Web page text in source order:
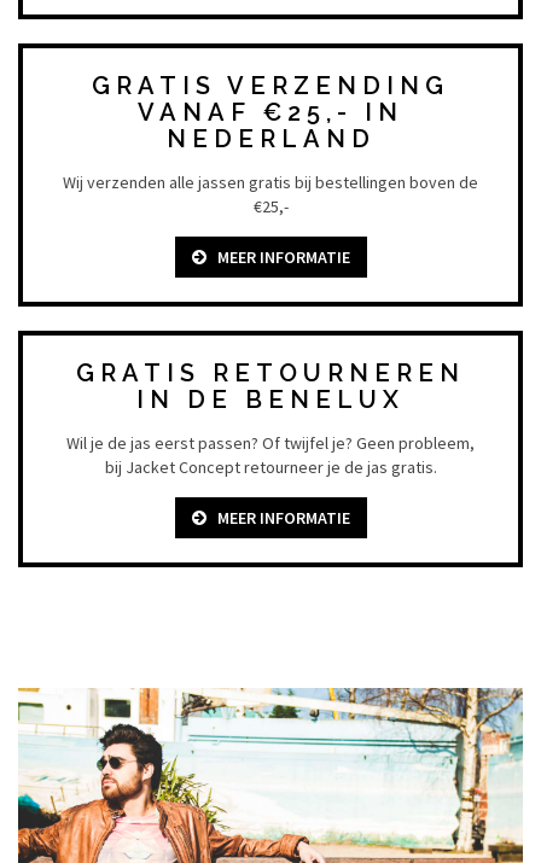
GRATIS VERZENDING
VANAF €25,- IN
NEDERLAND
Wij verzenden alle jassen gratis bij bestellingen boven de
€25,-
MEER INFORMATIE
GRATIS RETOURNEREN
IN DE BENELUX
Wil je de jas eerst passen? Of twijfel je? Geen probleem,
bij Jacket Concept retourneer je de jas gratis.
MEER INFORMATIE